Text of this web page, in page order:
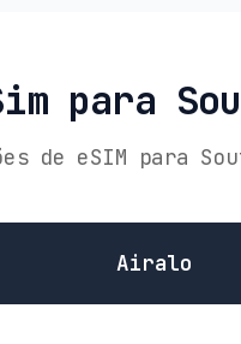
para
de eSIM para
Airalo